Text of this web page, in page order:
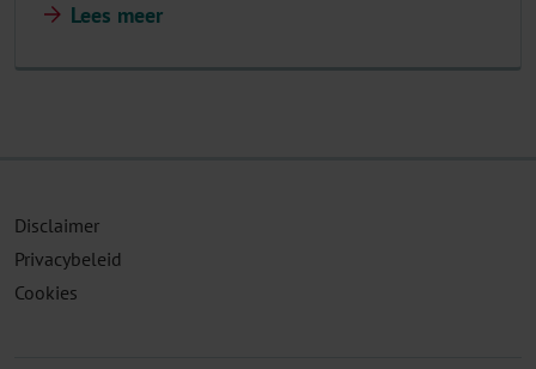
Lees meer
Disclaimer
Privacybeleid
Cookies